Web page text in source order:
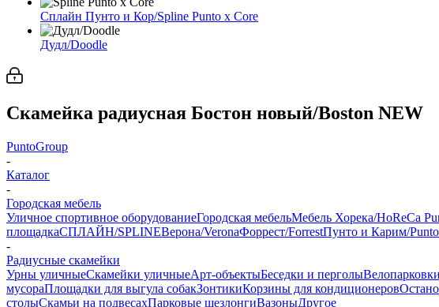
Сплайн Пунто и Кор/Spline Punto x Core
Дудл/Doodle
Скамейка радиусная Бостон новый/Boston NEW
PuntoGroup
-
Каталог
-
Городская мебель
Уличное спортивное оборудованиеГородская мебельМебель Хорека/HoReCa
площадкаСПЛАЙН/SPLINEВерона/VeronaФоррест/ForrestПунто и Карим/
-
Радиусные скамейки
Урны уличныеСкамейки уличныеАрт-объектыБеседки и перголыВелопарковки
мусораПлощадки для выгула собакЗонтикиКорзины для кондиционеров
столыСкамьи на подвесахПарковые шезлонгиВазоныДругое